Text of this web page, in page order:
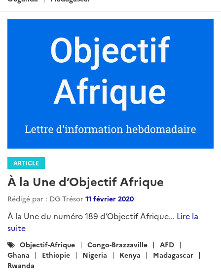
ARTICLE
À la Une d’Objectif Afrique
Rédigé par : DG Trésor 11 février 2020
À la Une du numéro 189 d’Objectif Afrique... Lire la
suite
Catégories
:
Objectif-Afrique Congo-Brazzaville
AFD
Ghana
Ethiopie Nigeria Kenya
Madagascar
Rwanda